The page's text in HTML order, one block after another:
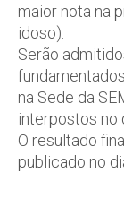
maior nota na
idoso).
Serão
na Sede da
interpostos no
O resultado
publicado no